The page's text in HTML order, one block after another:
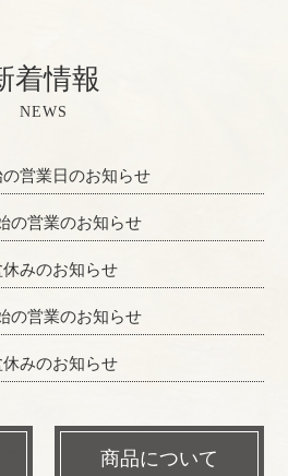
着情報
NEWS
営業日のお知らせ
の営業のお知らせ
休みのお知らせ
の営業のお知らせ
休みのお知らせ
商品について